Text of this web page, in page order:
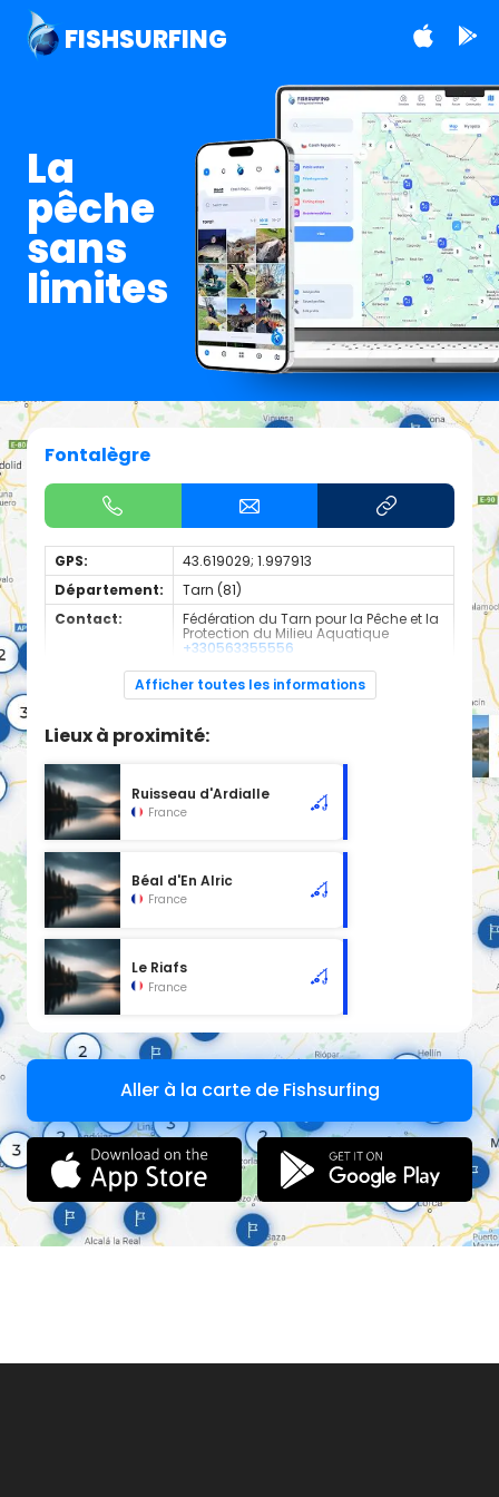
FISHSURFING
La
pêche
sans
limites
Fontalègre
GPS:
43.619029; 1.997913
Département:
Tarn (81)
Contact:
Fédération du Tarn pour la Pêche et la
Protection du Milieu Aquatique
+330563355556
Espèces de
Carnassier, carpe, poisson blanc
sélectionné, d'une longueur de 0.31 km.
Afficher toutes les informations
Lieux à proximité:
Ruisseau d'Ardialle
France
Béal d'En Alric
France
Le Riafs
France
Aller à la carte de Fishsurfing